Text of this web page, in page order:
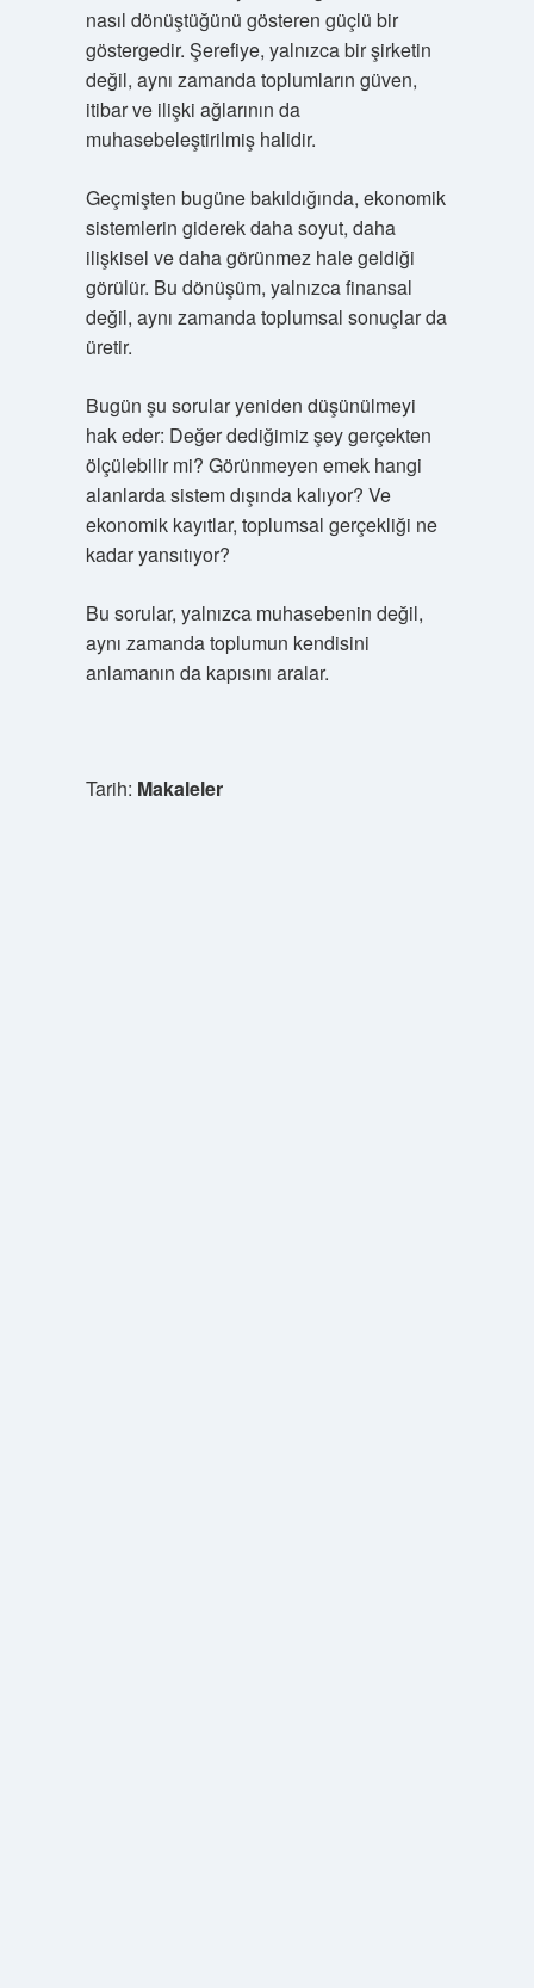
nasıl dönüştüğünü gösteren güçlü bir
göstergedir. Şerefiye, yalnızca bir şirketin
değil, aynı zamanda toplumların güven,
itibar ve ilişki ağlarının da
muhasebeleştirilmiş halidir.
Geçmişten bugüne bakıldığında, ekonomik
sistemlerin giderek daha soyut, daha
ilişkisel ve daha görünmez hale geldiği
görülür. Bu dönüşüm, yalnızca finansal
değil, aynı zamanda toplumsal sonuçlar da
üretir.
Bugün şu sorular yeniden düşünülmeyi
hak eder: Değer dediğimiz şey gerçekten
ölçülebilir mi? Görünmeyen emek hangi
alanlarda sistem dışında kalıyor? Ve
ekonomik kayıtlar, toplumsal gerçekliği ne
kadar yansıtıyor?
Bu sorular, yalnızca muhasebenin değil,
aynı zamanda toplumun kendisini
anlamanın da kapısını aralar.
Tarih: Makaleler